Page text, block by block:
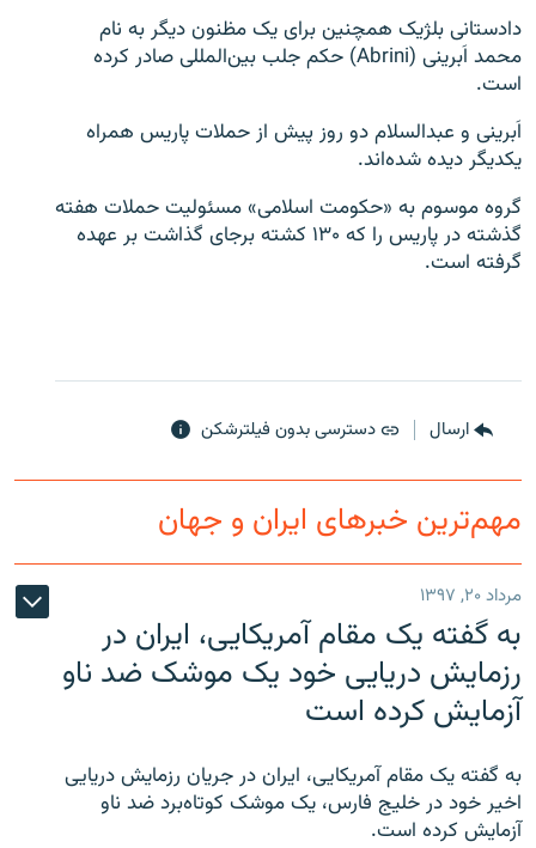
زبان‌های دیگر
دادستانی بلژیک همچنین برای یک مظنون دیگر به نام
محمد اَبرینی (Abrini) حکم جلب بین‌المللی صادر کرده
است.
اَبرینی و عبدالسلام دو روز پیش از حملات پاریس همراه
یکدیگر دیده شده‌اند.
گروه موسوم به «حکومت اسلامی» مسئولیت حملات هفته
گذشته در پاریس را که ۱۳۰ کشته برجای گذاشت بر عهده
گرفته است.
ارسال دسترسی بدون فیلترشکن
مهم‌ترین خبرهای ایران و جهان
مرداد ۲۰, ۱۳۹۷
به گفته یک مقام آمریکایی، ایران در
رزمایش دریایی خود یک موشک ضد ناو
آزمایش کرده است
به گفته یک مقام آمریکایی، ایران در جریان رزمایش دریایی
اخیر خود در خلیج فارس، یک موشک کوتاه‌برد ضد ناو
آزمایش کرده است.